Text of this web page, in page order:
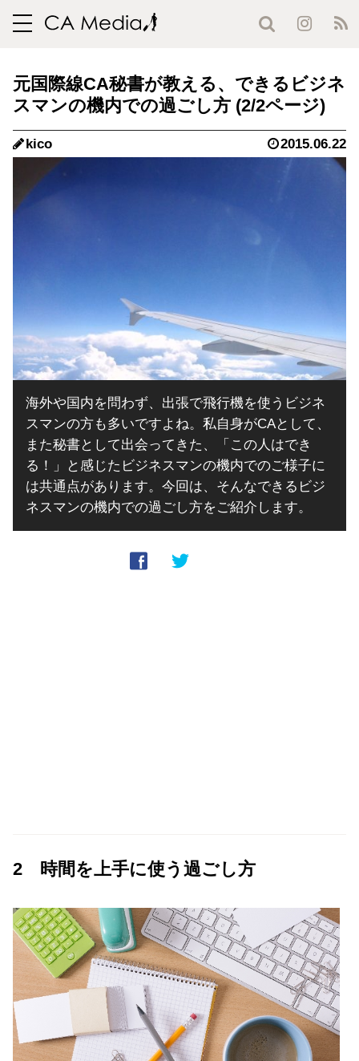
toggle
元国際線CA秘書が教える、できるビジネ
スマンの機内での過ごし方 (2/2ページ)
kico 2015.06.22
海外や国内を問わず、出張で飛行機を使うビジネ
スマンの方も多いですよね。私自身がCAとして、
また秘書として出会ってきた、「この人はでき
る！」と感じたビジネスマンの機内でのご様子に
は共通点があります。今回は、そんなできるビジ
ネスマンの機内での過ごし方をご紹介します。
2 時間を上手に使う過ごし方